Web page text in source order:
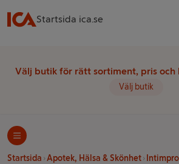
Startsida ica.se
Välj butik för rätt sortiment, pris och
Välj butik
Startsida Apotek, Hälsa & Skönhet